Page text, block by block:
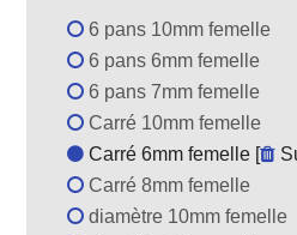
6 pans 10mm femelle
6 pans 6mm femelle
6 pans 7mm femelle
Carré 10mm femelle
Carré 6mm femelle [
Carré 8mm femelle
diamètre 10mm femelle